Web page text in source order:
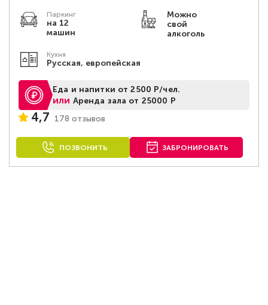
Паркинг
на 12
машин
Можно
свой
алкоголь
Кухня
Русская, европейская
Еда и напитки от 2500 Р/чел.
или Аренда зала от 25000 Р
4,7 178 отзывов
ПОЗВОНИТЬ ЗАБРОНИРОВАТЬ